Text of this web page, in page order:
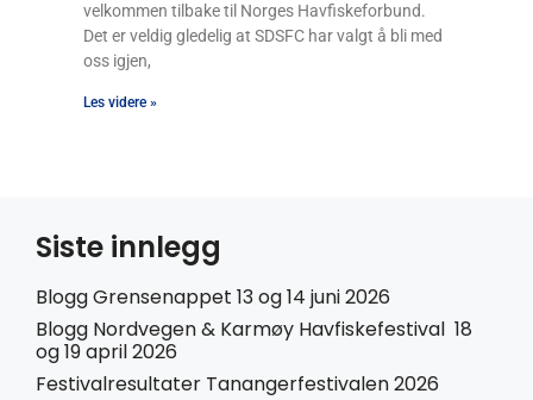
velkommen tilbake til Norges Havfiskeforbund.
Det er veldig gledelig at SDSFC har valgt å bli med
oss igjen,
Les videre »
Siste innlegg
Blogg Grensenappet 13 og 14 juni 2026
Blogg Nordvegen & Karmøy Havfiskefestival 18
og 19 april 2026
Festivalresultater Tanangerfestivalen 2026